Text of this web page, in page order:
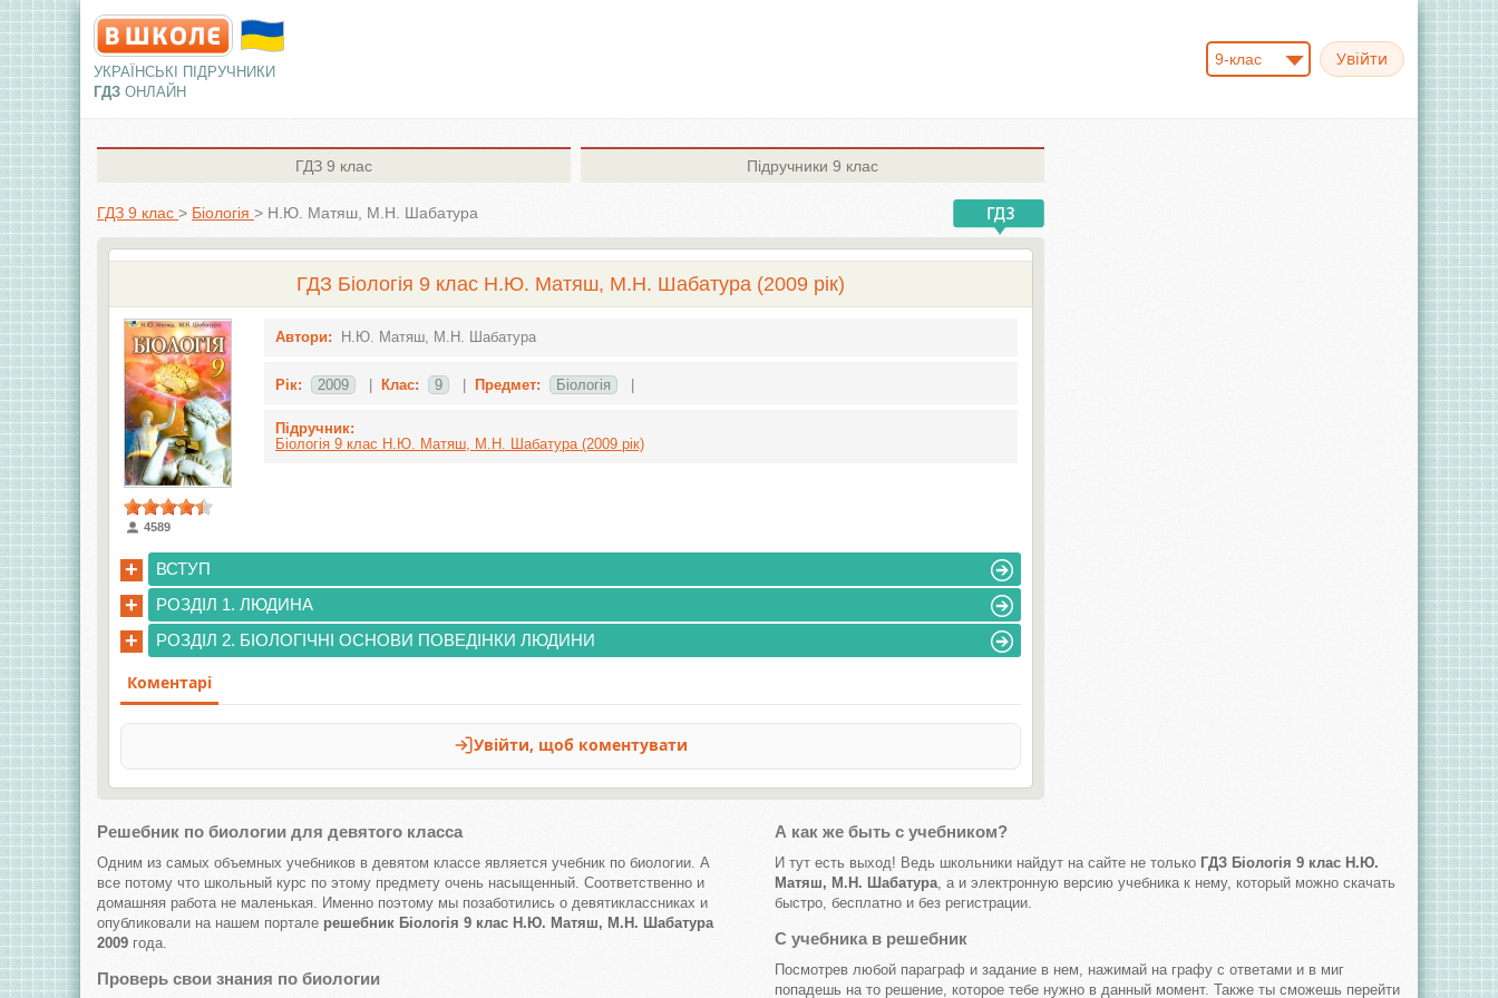
УКРАЇНСЬКІ ПІДРУЧНИКИ
ГДЗ ОНЛАЙН
9-клас
ГДЗ 9 клас Підручники 9 клас
ГДЗ 9 клас > Біологія > Н.Ю. Матяш, М.Н. Шабатура
ГДЗ Біологія 9 клас Н.Ю. Матяш, М.Н. Шабатура (2009 рік)
4589
Автори: Н.Ю. Матяш, М.Н. Шабатура
Рік: 2009 Клас: 9 Предмет: Біологія
Підручник:
Біологія 9 клас Н.Ю. Матяш, М.Н. Шабатура (2009 рік)
+ ВСТУП
+ РОЗДІЛ 1. ЛЮДИНА
+ РОЗДІЛ 2. БІОЛОГІЧНІ ОСНОВИ ПОВЕДІНКИ ЛЮДИНИ
Решебник по биологии для девятого класса
Одним из самых объемных учебников в девятом классе является учебник по биологии. А
все потому что школьный курс по этому предмету очень насыщенный. Соответственно и
домашняя работа не маленькая. Именно поэтому мы позаботились о девятиклассниках и
опубликовали на нашем портале решебник Біологія 9 клас Н.Ю. Матяш, М.Н. Шабатура
2009 года.
Проверь свои знания по биологии
А как же быть с учебником?
И тут есть выход! Ведь школьники найдут на сайте не только ГДЗ Біологія 9 клас Н.Ю.
Матяш, М.Н. Шабатура, а и электронную версию учебника к нему, который можно скачать
быстро, бесплатно и без регистрации.
С учебника в решебник
Посмотрев любой параграф и задание в нем, нажимай на графу с ответами и в миг
попадешь на то решение, которое тебе нужно в данный момент. Также ты сможешь перейти